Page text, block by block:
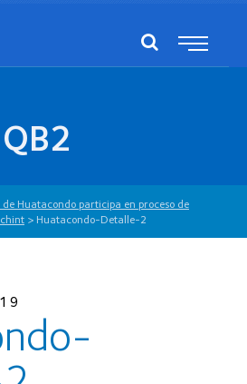
QB2
Huatacondo participa en proceso de
> Huatacondo-Detalle-2